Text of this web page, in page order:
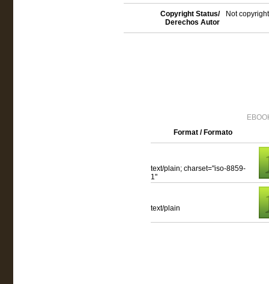
Copyright Status/
Derechos Autor
Not
Format / Formato
text/plain; charset="iso-8859-
1"
text/plain